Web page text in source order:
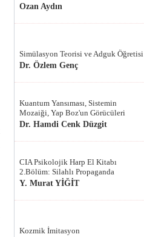
Ozan Aydın
Simülasyon Teorisi ve Adguk Öğretisi
Dr. Özlem Genç
Kuantum Yansıması, Sistemin
Mozaiği, Yap Boz'un Görücüleri
Dr. Hamdi Cenk Düzgit
CIA Psikolojik Harp El Kitabı
2.Bölüm: Silahlı Propaganda
Y. Murat YİĞİT
Kozmik İmitasyon